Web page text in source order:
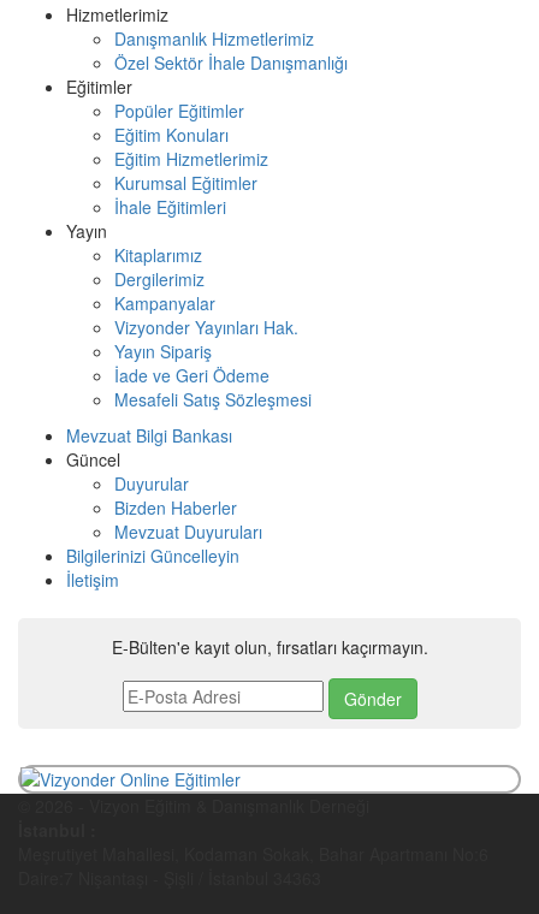
Hizmetlerimiz
Danışmanlık Hizmetlerimiz
Özel Sektör İhale Danışmanlığı
Eğitimler
Popüler Eğitimler
Eğitim Konuları
Eğitim Hizmetlerimiz
Kurumsal Eğitimler
İhale Eğitimleri
Yayın
Kitaplarımız
Dergilerimiz
Kampanyalar
Vizyonder Yayınları Hak.
Yayın Sipariş
İade ve Geri Ödeme
Mesafeli Satış Sözleşmesi
Mevzuat Bilgi Bankası
Güncel
Duyurular
Bizden Haberler
Mevzuat Duyuruları
Bilgilerinizi Güncelleyin
İletişim
E-Bülten'e kayıt olun, fırsatları kaçırmayın.